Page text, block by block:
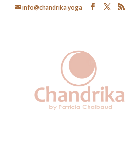
info@chandrika.yoga